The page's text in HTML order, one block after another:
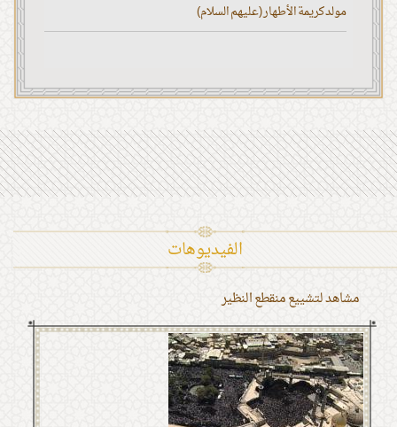
مولد كريمة الأطهار (عليهم السلام)
الفیدیوهات
مشاهد لتشييع منقطع النظير